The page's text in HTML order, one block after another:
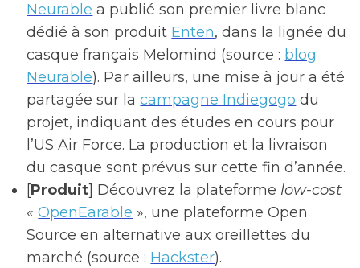
Neurable a publié son premier livre blanc
dédié à son produit Enten, dans la lignée du
casque français Melomind (source : blog
Neurable). Par ailleurs, une mise à jour a été
partagée sur lacampagne Indiegogo du
projet, indiquant des études en cours pour
l’US Air Force. La production et la livraison
du casque sont prévus sur cette fin d’année.
[Produit] Découvrez la plateforme low-cost
«OpenEarable », une plateforme Open
Source en alternative aux oreillettes du
marché (source : Hackster).